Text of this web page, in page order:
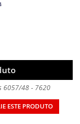
6057/48 - 7620
ESTE PRODUTO